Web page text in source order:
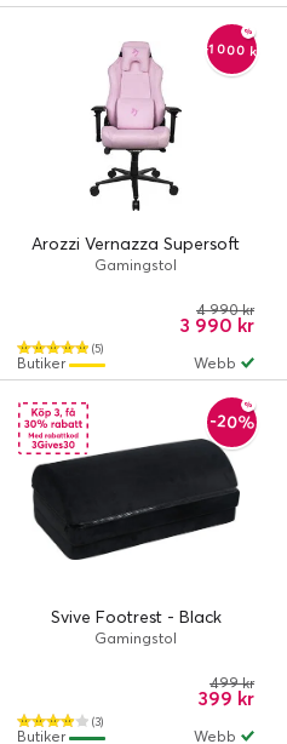
-1 000 kr
Arozzi Vernazza Supersoft
Gamingstol
(5)
3 990 kr
4 990 kr
Webb
Butiker
-20%
Svive Footrest - Black
Gamingstol
(3)
399 kr
499 kr
Webb
Butiker